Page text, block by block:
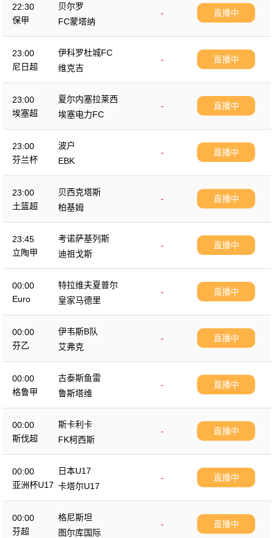
22:30
保甲
贝尔罗
-
FC蒙塔纳
直播中
23:00
尼日超
伊科罗杜城FC
-
维克吉
直播中
23:00
埃塞超
夏尔内塞拉莱西
-
埃塞电力FC
直播中
23:00
芬兰杯
波户
-
EBK
直播中
23:00
土篮超
贝西克塔斯
-
柏基姆
直播中
23:45
立陶甲
考诺萨基列斯
-
迪祖戈斯
直播中
00:00
Euro
特拉维夫夏普尔
-
皇家马德里
直播中
00:00
芬乙
伊韦斯B队
-
艾弗克
直播中
00:00
格鲁甲
古泰斯鱼雷
-
鲁斯塔维
直播中
00:00
斯伐超
斯卡利卡
-
FK柯西斯
直播中
00:00
亚洲杯U17
日本U17
-
卡塔尔U17
直播中
00:00
芬超
格尼斯坦
-
图尔库国际
直播中